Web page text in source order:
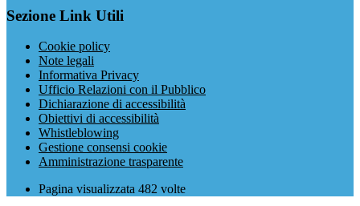
Sezione Link Utili
Cookie policy
Note legali
Informativa Privacy
Ufficio Relazioni con il Pubblico
Dichiarazione di accessibilità
Obiettivi di accessibilità
Whistleblowing
Gestione consensi cookie
Amministrazione trasparente
Pagina visualizzata 482 volte